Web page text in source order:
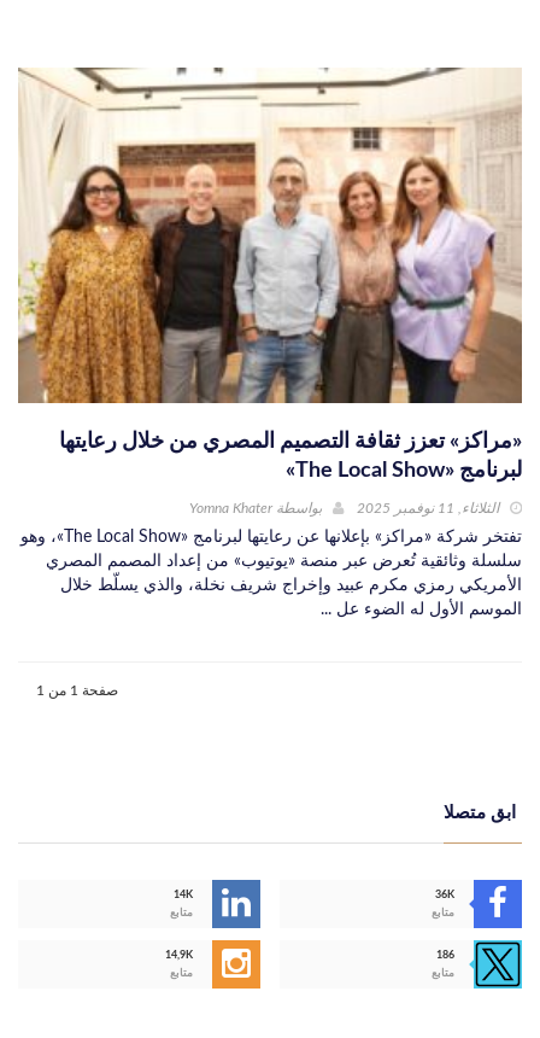
«مراكز» تعزز ثقافة التصميم المصري من خلال رعايتها
لبرنامج «The Local Show»
الثلاثاء, 11 نوفمبر 2025 بواسطة Yomna Khater
تفتخر شركة «مراكز» بإعلانها عن رعايتها لبرنامج «The Local Show»، وهو
سلسلة وثائقية تُعرض عبر منصة «يوتيوب» من إعداد المصمم المصري
الأمريكي رمزي مكرم عبيد وإخراج شريف نخلة، والذي يسلّط خلال
الموسم الأول له الضوء عل ...
صفحة 1 من 1
ابق متصلا
14K
متابع
36K
متابع
14,9K
متابع
186
متابع